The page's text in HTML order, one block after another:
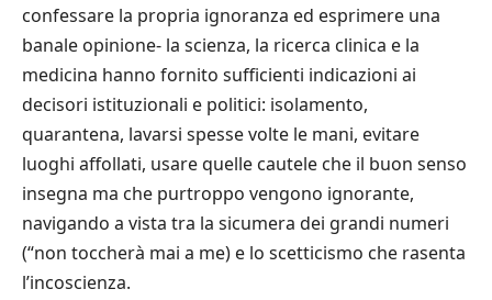
confessare la propria ignoranza ed esprimere una
banale opinione- la scienza, la ricerca clinica e la
medicina hanno fornito sufficienti indicazioni ai
decisori istituzionali e politici: isolamento,
quarantena, lavarsi spesse volte le mani, evitare
luoghi affollati, usare quelle cautele che il buon senso
insegna ma che purtroppo vengono ignorante,
navigando a vista tra la sicumera dei grandi numeri
(“non toccherà mai a me) e lo scetticismo che rasenta
l’incoscienza.